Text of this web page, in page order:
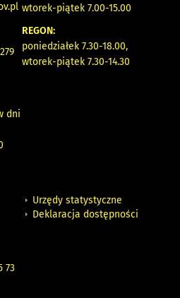
dni
wtorek-piątek 7.00-15.00
REGON:
poniedziałek 7.30-18.00,
wtorek-piątek 7.30-14.30
73
Urzędy statystyczne
Deklaracja dostępności